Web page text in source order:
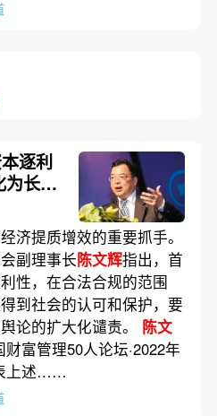
逐利
为长期
济提质增效的重要抓手。
副理事长陈文辉指出，首
性，在合法合规的范围
到社会的认可和保护，要
论的扩大化谴责。 陈文
富管理50人论坛·2022年
上述……